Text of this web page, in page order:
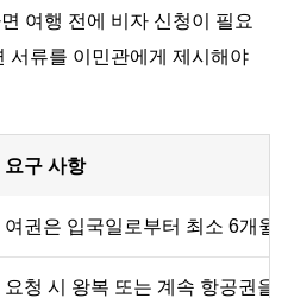
여행 전에 비자 신청이 필요
서류를 이민관에게 제시해야
요구 사항
여권은 입국일로부터 최소 6개월
요청 시 왕복 또는 계속 항공권을